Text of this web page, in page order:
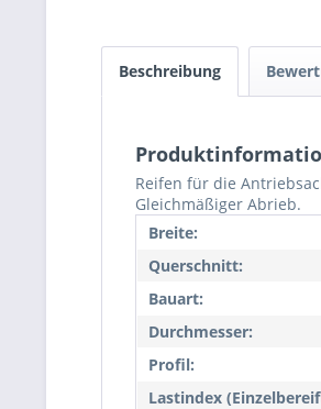
Beschreibung
Reifen für die
Gleichmäßiger Abrieb.
Breite:
Querschnitt:
Bauart:
Durchmesser:
Profil:
Lastindex